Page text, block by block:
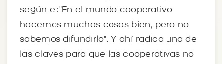
según el:"En el mundo cooperativo
hacemos muchas cosas bien, pero no
sabemos difundirlo". Y ahí radica una de
las claves para que las cooperativas no